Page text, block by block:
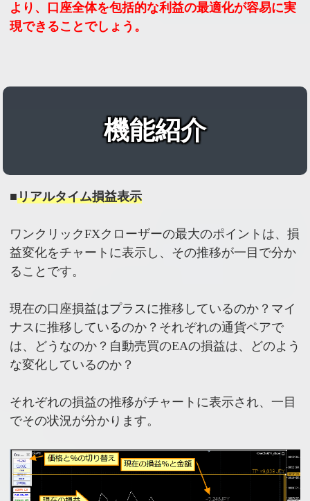
より、口座全体を包括的な利益の最適化が容易に実
現できることでしょう。
機能紹介
■リアルタイム損益表示
ワンクリックFXクローザーの最大のポイントは、損
益変化をチャートに表示し、その推移が一目で分か
ることです。
現在の口座損益はプラスに推移しているのか？マイ
ナスに推移しているのか？それぞれの通貨ペアで
は、どうなのか？自動売買のEAの損益は、どのよう
な変化しているのか？
それぞれの損益の推移がチャートに表示され、一目
でその状況が分かります。